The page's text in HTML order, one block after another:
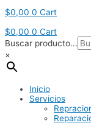
$0,00 0 Cart
$0,00 0 Cart
Buscar producto...
×
Inicio
Servicios